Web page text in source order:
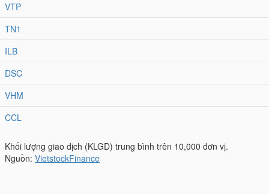
VTP
TN1
ILB
DSC
VHM
CCL
Khối lượng giao dịch (KLGD) trung bình trên 10,000 đơn vị.
Nguồn: VietstockFinance